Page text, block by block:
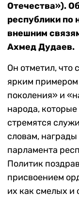
Отечества»).
республики по
внешним
Ахмед Дудаев.
Он отметил, что
ярким
поколения» и
народа,
стремятся
словам,
парламента
Политик
присвоением
их как смелых